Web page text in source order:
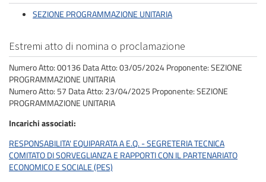
SEZIONE PROGRAMMAZIONE UNITARIA
Estremi atto di nomina o proclamazione
Numero Atto: 00136 Data Atto: 03/05/2024 Proponente: SEZIONE
PROGRAMMAZIONE UNITARIA
Numero Atto: 57 Data Atto: 23/04/2025 Proponente: SEZIONE
PROGRAMMAZIONE UNITARIA
Incarichi associati
RESPONSABILITA' EQUIPARATA A E.Q. - SEGRETERIA TECNICA
COMITATO DI SORVEGLIANZA E RAPPORTI CON IL PARTENARIATO
ECONOMICO E SOCIALE (PES)